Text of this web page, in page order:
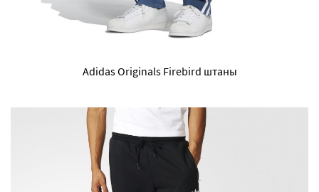
Adidas Originals Firebird штаны